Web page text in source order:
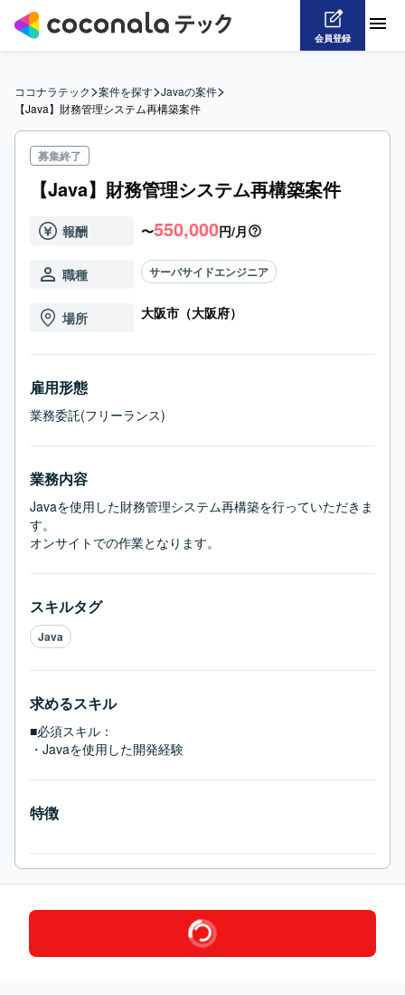
会員登録
ココナラテック>案件を探す>Javaの案件>
【Java】財務管理システム再構築案件
募集終了
【Java】財務管理システム再構築案件
報酬 〜550,000円/月
職種 サーバサイドエンジニア
場所 大阪市（大阪府）
雇用形態
業務委託(フリーランス)
業務内容
Javaを使用した財務管理システム再構築を行っていただきま
す。
オンサイトでの作業となります。
スキルタグ
Java
求めるスキル
■必須スキル：
・Javaを使用した開発経験
特徴